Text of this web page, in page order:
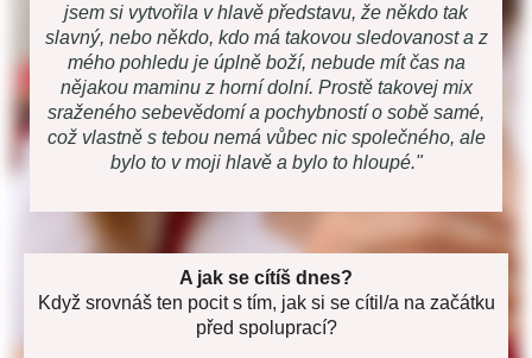
jsem si vytvořila v hlavě představu, že někdo tak
slavný, nebo někdo, kdo má takovou sledovanost a z
mého pohledu je úplně boží, nebude mít čas na
nějakou maminu z horní dolní. Prostě takovej mix
sraženého sebevědomí a pochybností o sobě samé,
což vlastně s tebou nemá vůbec nic společného, ale
bylo to v moji hlavě a bylo to hloupé."
A jak se cítíš dnes?
Když srovnáš ten pocit s tím, jak si se cítil/a na začátku
před spoluprací?